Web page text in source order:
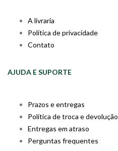
A livraria
Política de privacidade
Contato
AJUDA E SUPORTE
Prazos e entregas
Política de troca e devolução
Entregas em atraso
Perguntas frequentes